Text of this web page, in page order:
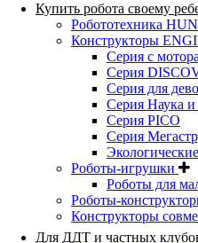
Купить робота своему
Робототехника
Конструкторы
Серия с
Серия
Серия для
Серия Наука
Серия PICO
Серия
Роботы-игрушки
Роботы для
Роботы-
Конструкторы
Для ДДТ и частных